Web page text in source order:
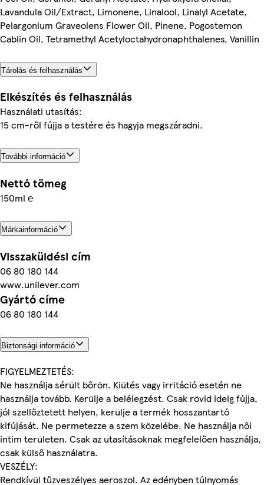
Lavandula Oil/Extract, Limonene, Linalool, Linalyl Acetate,
Pelargonium Graveolens Flower Oil, Pinene, Pogostemon
Cablin Oil, Tetramethyl Acetyloctahydronaphthalenes, Vanillin
Tárolás és felhasználás
Elkészítés és felhasználás
Használati utasítás:
15 cm-ről fújja a testére és hagyja megszáradni.
További információ
Nettó tömeg
150ml ℮
Márkainformáció
Visszaküldési cím
06 80 180 144
www.unilever.com
Gyártó címe
06 80 180 144
Biztonsági információ
FIGYELMEZTETÉS:
Ne használja sérült bőrön. Kiütés vagy irritáció esetén ne
használja tovább. Kerülje a belélegzést. Csak rövid ideig fújja,
jól szellőztetett helyen, kerülje a termék hosszantartó
kifújását. Ne permetezze a szem közelébe. Ne használja női
intim területen. Csak az utasításoknak megfelelően használja,
csak külső használatra.
VESZÉLY:
Rendkívül tűzveszélyes aeroszol. Az edényben túlnyomás